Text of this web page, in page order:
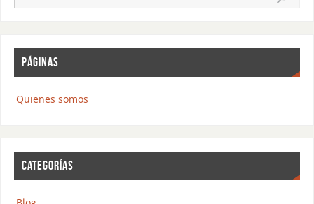
PÁGINAS
Quienes somos
CATEGORÍAS